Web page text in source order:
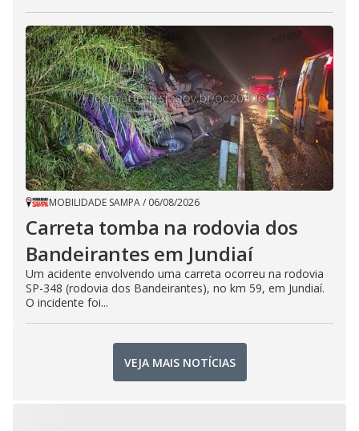
MOBILIDADE SAMPA/ 06/08/2026
Carreta tomba na rodovia dos
Bandeirantes em Jundiaí
Um acidente envolvendo uma carreta ocorreu na rodovia
SP-348 (rodovia dos Bandeirantes), no km 59, em Jundiaí.
O incidente foi...
VEJA MAIS NOTÍCIAS